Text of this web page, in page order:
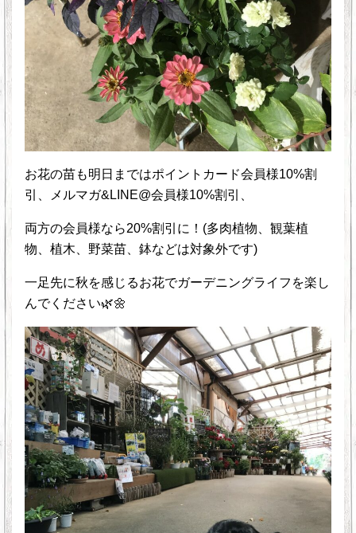
お花の苗も明日まではポイントカード会員様10%割
引、メルマガ&LINE@会員様10%割引、
両方の会員様なら20%割引に！(多肉植物、観葉植
物、植木、野菜苗、鉢などは対象外です)
一足先に秋を感じるお花でガーデニングライフを楽し
んでください🌿🌼